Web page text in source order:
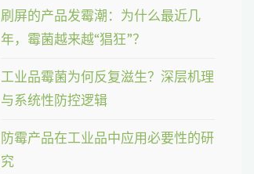
刷屏的产品发霉潮：为什么最近几
年，霉菌越来越“猖狂”？
工业品霉菌为何反复滋生？深层机理
与系统性防控逻辑
防霉产品在工业品中应用必要性的研
究